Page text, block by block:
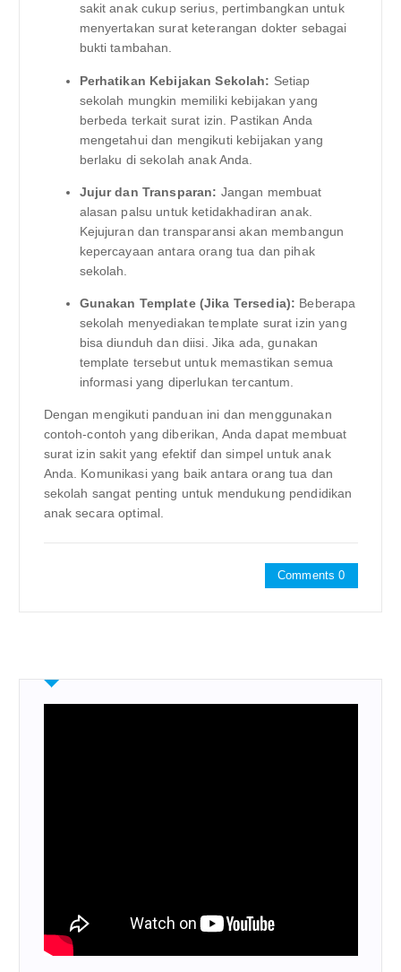
sakit anak cukup serius, pertimbangkan untuk
menyertakan surat keterangan dokter sebagai
bukti tambahan.
Perhatikan Kebijakan Sekolah: Setiap
sekolah mungkin memiliki kebijakan yang
berbeda terkait surat izin. Pastikan Anda
mengetahui dan mengikuti kebijakan yang
berlaku di sekolah anak Anda.
Jujur dan Transparan: Jangan membuat
alasan palsu untuk ketidakhadiran anak.
Kejujuran dan transparansi akan membangun
kepercayaan antara orang tua dan pihak
sekolah.
Gunakan Template (Jika Tersedia): Beberapa
sekolah menyediakan template surat izin yang
bisa diunduh dan diisi. Jika ada, gunakan
template tersebut untuk memastikan semua
informasi yang diperlukan tercantum.
Dengan mengikuti panduan ini dan menggunakan
contoh-contoh yang diberikan, Anda dapat membuat
surat izin sakit yang efektif dan simpel untuk anak
Anda. Komunikasi yang baik antara orang tua dan
sekolah sangat penting untuk mendukung pendidikan
anak secara optimal.
Comments 0